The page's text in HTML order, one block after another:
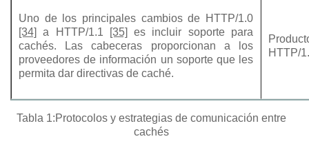
Uno de los principales cambios de HTTP/1.0
[34]
a HTTP/1.1 [35]
es incluir soporte para
cachés. Las cabeceras proporcionan a los
proveedores de información un soporte que les
permita dar directivas de caché.
HTTP/
Tabla 1:Protocolos y estrategias de comunicación entre
cachés